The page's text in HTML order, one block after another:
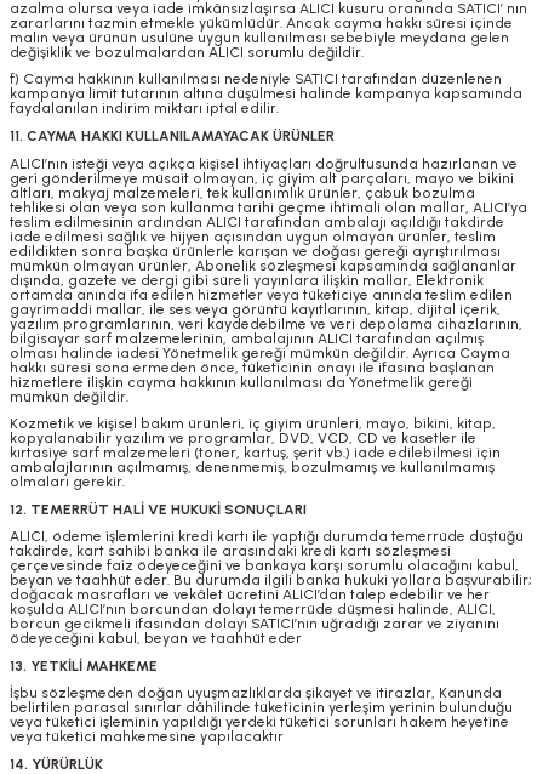
azalma olursa veya iade imkânsızlaşırsa ALICI kusuru oranında SATICI’ nın
zararlarını tazmin etmekle yükümlüdür. Ancak cayma hakkı süresi içinde
malın veya ürünün usulüne uygun kullanılması sebebiyle meydana gelen
değişiklik ve bozulmalardan ALICI sorumlu değildir.
f) Cayma hakkının kullanılması nedeniyle SATICI tarafından düzenlenen
kampanya limit tutarının altına düşülmesi halinde kampanya kapsamında
faydalanılan indirim miktarı iptal edilir.
11. CAYMA HAKKI KULLANILAMAYACAK ÜRÜNLER
ALICI’nın isteği veya açıkça kişisel ihtiyaçları doğrultusunda hazırlanan ve
geri gönderilmeye müsait olmayan, iç giyim alt parçaları, mayo ve bikini
altları, makyaj malzemeleri, tek kullanımlık ürünler, çabuk bozulma
tehlikesi olan veya son kullanma tarihi geçme ihtimali olan mallar, ALICI’ya
teslim edilmesinin ardından ALICI tarafından ambalajı açıldığı takdirde
iade edilmesi sağlık ve hijyen açısından uygun olmayan ürünler, teslim
edildikten sonra başka ürünlerle karışan ve doğası gereği ayrıştırılması
mümkün olmayan ürünler, Abonelik sözleşmesi kapsamında sağlananlar
dışında, gazete ve dergi gibi süreli yayınlara ilişkin mallar, Elektronik
ortamda anında ifa edilen hizmetler veya tüketiciye anında teslim edilen
gayrimaddi mallar, ile ses veya görüntü kayıtlarının, kitap, dijital içerik,
yazılım programlarının, veri kaydedebilme ve veri depolama cihazlarının,
bilgisayar sarf malzemelerinin, ambalajının ALICI tarafından açılmış
olması halinde iadesi Yönetmelik gereği mümkün değildir. Ayrıca Cayma
hakkı süresi sona ermeden önce, tüketicinin onayı ile ifasına başlanan
hizmetlere ilişkin cayma hakkının kullanılması da Yönetmelik gereği
mümkün değildir.
Kozmetik ve kişisel bakım ürünleri, iç giyim ürünleri, mayo, bikini, kitap,
kopyalanabilir yazılım ve programlar, DVD, VCD, CD ve kasetler ile
kırtasiye sarf malzemeleri (toner, kartuş, şerit vb.) iade edilebilmesi için
ambalajlarının açılmamış, denenmemiş, bozulmamış ve kullanılmamış
olmaları gerekir.
12. TEMERRÜT HALİ VE HUKUKİ SONUÇLARI
ALICI, ödeme işlemlerini kredi kartı ile yaptığı durumda temerrüde düştüğü
takdirde, kart sahibi banka ile arasındaki kredi kartı sözleşmesi
çerçevesinde faiz ödeyeceğini ve bankaya karşı sorumlu olacağını kabul,
beyan ve taahhüt eder. Bu durumda ilgili banka hukuki yollara başvurabilir;
doğacak masrafları ve vekâlet ücretini ALICI’dan talep edebilir ve her
koşulda ALICI’nın borcundan dolayı temerrüde düşmesi halinde, ALICI,
borcun gecikmeli ifasından dolayı SATICI’nın uğradığı zarar ve ziyanını
ödeyeceğini kabul, beyan ve taahhüt eder
13. YETKİLİ MAHKEME
İşbu sözleşmeden doğan uyuşmazlıklarda şikayet ve itirazlar, Kanunda
belirtilen parasal sınırlar dâhilinde tüketicinin yerleşim yerinin bulunduğu
veya tüketici işleminin yapıldığı yerdeki tüketici sorunları hakem heyetine
veya tüketici mahkemesine yapılacaktır
14. YÜRÜRLÜK